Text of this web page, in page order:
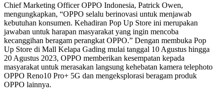
Chief Marketing Officer OPPO Indonesia, Patrick Owen,
mengungkapkan, “OPPO selalu berinovasi untuk menjawab
kebutuhan konsumen. Kehadiran Pop Up Store ini merupakan
jawaban untuk harapan masyarakat yang ingin mencoba
kecanggihan beragam perangkat OPPO.” Dengan membuka Pop
Up Store di Mall Kelapa Gading mulai tanggal 10 Agustus hingga
20 Agustus 2023, OPPO memberikan kesempatan kepada
masyarakat untuk merasakan langsung kehebatan kamera telephoto
OPPO Reno10 Pro+ 5G dan mengeksplorasi beragam produk
OPPO lainnya.